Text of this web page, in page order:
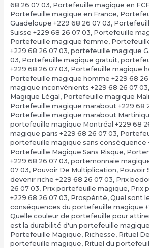
68 26 07 03, Portefeuille magique en
Portefeuille magique en France,
Guadeloupe +229 68 26 07 03,
Suisse +229 68 26 07 03, Portefeuille
Portefeuille magique femme,
+229 68 26 07 03, portefeuille magique
03, Portefeuille magique gratuit,
+229 68 26 07 03, Portefeuille magique
Portefeuille magique homme +229 68 26
magique inconvénients +229 68 26 07 03,
Magique Légal, Portefeuille magique
Portefeuille magique marabout +229 68
Portefeuille magique marabout
portefeuille magique Montréal +229 68
magique paris +229 68 26 07 03,
portefeuille magique sans conséquence
Portefeuille Magique Sans Risque,
+229 68 26 07 03, portemonnaie
07 03, Pouvoir De Multiplication, Pouvoir
devenir riche +229 68 26 07 03, Prix
26 07 03, Prix portefeuille magique, Prix
+229 68 26 07 03, Prospérité, Quel sont
conséquences du portefeuille magique
Quelle couleur de portefeuille pour
est la durabilité d'un portefeuille magique
Portefeuille Magique, Richesse, Rituel
portefeuille magique, Rituel du